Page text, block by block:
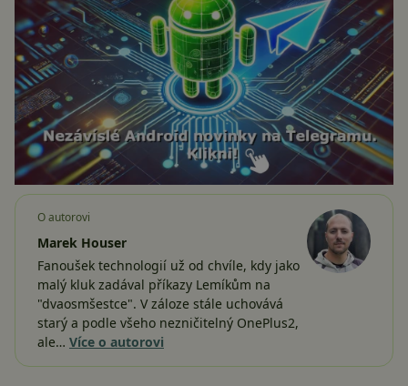
O autorovi
Marek Houser
Fanoušek technologií už od chvíle, kdy jako
malý kluk zadával příkazy Lemíkům na
"dvaosmšestce". V záloze stále uchovává
starý a podle všeho nezničitelný OnePlus2,
ale… Více o autorovi